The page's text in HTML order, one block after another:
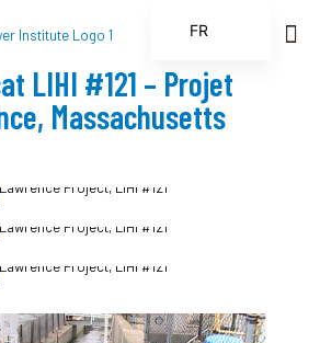
LIHI #121 – Projet
Massachusetts
FR
ES